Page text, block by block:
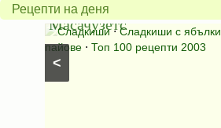
Рецепти на деня
<
Масачузетс
Сладкиши⋅Сладкиши с ябълки
пайове ⋅ Топ 100 рецепти 2003